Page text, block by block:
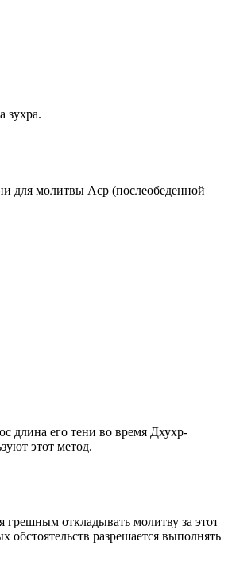
зухра.
для молитвы Аср (послеобеденной
длина его тени во время Дхухр-
этот метод.
грешным откладывать молитву за этот
разрешается выполнять